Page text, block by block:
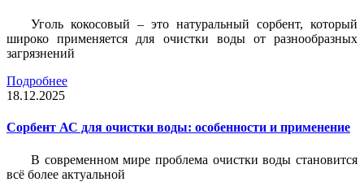
Уголь кокосовый – это натуральный сорбент, который
широко применяется для очистки воды от разнообразных
загрязнений
Подробнее
18.12.2025
Сорбент АС для очистки воды: особенности и применение
В современном мире проблема очистки воды становится
всё более актуальной